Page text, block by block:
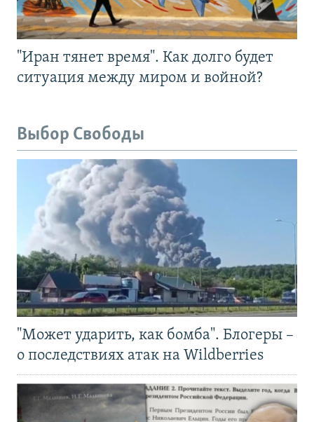
"Иран тянет время". Как долго будет
ситуация между миром и войной?
Выбор Свободы
"Может ударить, как бомба". Блогеры –
о последствиях атак на Wildberries